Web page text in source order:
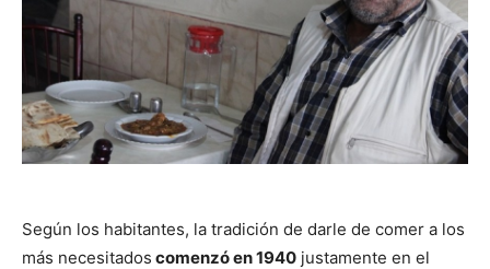
Según los habitantes, la tradición de darle de comer a los
más necesitados comenzó en 1940 justamente en el